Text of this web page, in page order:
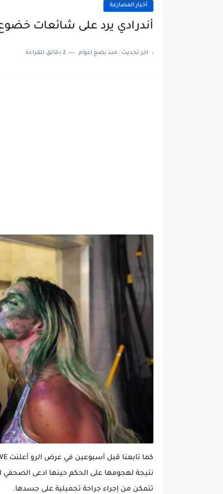
أخبار المصارعة
أندرادي يرد على شائعات
: اخر تحديث : منذ بضع اعوام 2 دقائق للقراءة
نتيجة لهجومها على الحكم حينها ادعى
تتمكن من إجراء جراحة تجميلية على جسدها.